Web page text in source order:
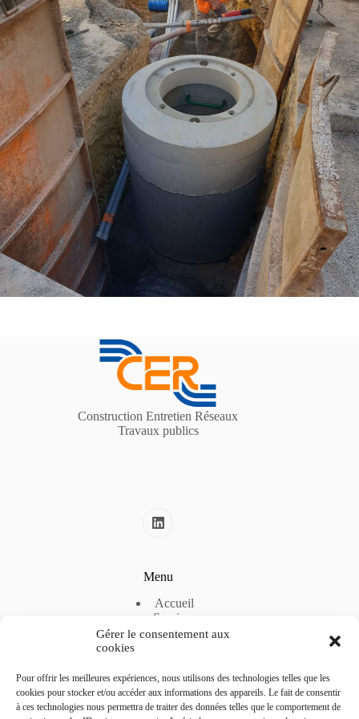
Gérer le consentement aux
cookies
Pour offrir les meilleures expériences, nous utilisons des technologies telles que les
cookies pour stocker et/ou accéder aux informations des appareils. Le fait de consentir
à ces technologies nous permettra de traiter des données telles que le comportement de
Construction Entretien Réseaux
Travaux publics
Menu
Accueil
Services
A propos
Liens utiles